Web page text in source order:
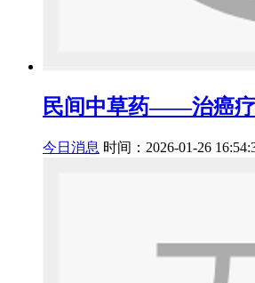
民间中草药——治癌
今日消息 时间：2026-01-26